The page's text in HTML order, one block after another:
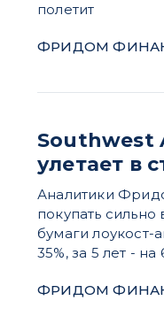
полетит
ФРИДОМ
Southwest
улетает в
Аналитики
покупать
бумаги лоукост-
35%, за 5 лет -
ФРИДОМ